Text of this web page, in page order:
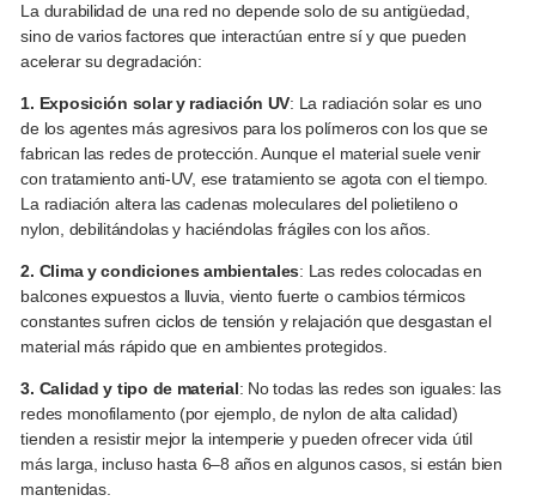
La durabilidad de una red no depende solo de su antigüedad,
sino de varios factores que interactúan entre sí y que pueden
acelerar su degradación:
1. Exposición solar y radiación UV: La radiación solar es uno
de los agentes más agresivos para los polímeros con los que se
fabrican las redes de protección. Aunque el material suele venir
con tratamiento anti-UV, ese tratamiento se agota con el tiempo.
La radiación altera las cadenas moleculares del polietileno o
nylon, debilitándolas y haciéndolas frágiles con los años.
2. Clima y condiciones ambientales: Las redes colocadas en
balcones expuestos a lluvia, viento fuerte o cambios térmicos
constantes sufren ciclos de tensión y relajación que desgastan el
material más rápido que en ambientes protegidos.
3. Calidad y tipo de material: No todas las redes son iguales: las
redes monofilamento (por ejemplo, de nylon de alta calidad)
tienden a resistir mejor la intemperie y pueden ofrecer vida útil
más larga, incluso hasta 6–8 años en algunos casos, si están bien
mantenidas.